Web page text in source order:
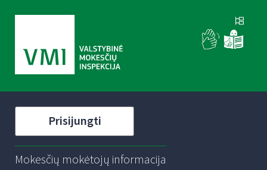
Prisijungti
Mokesčių mokėtojų informacija